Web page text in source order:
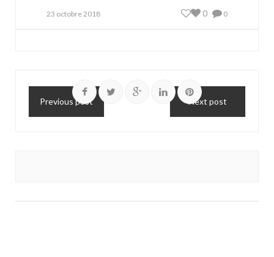
23 octobre 2018 0
0
Previous post Next post